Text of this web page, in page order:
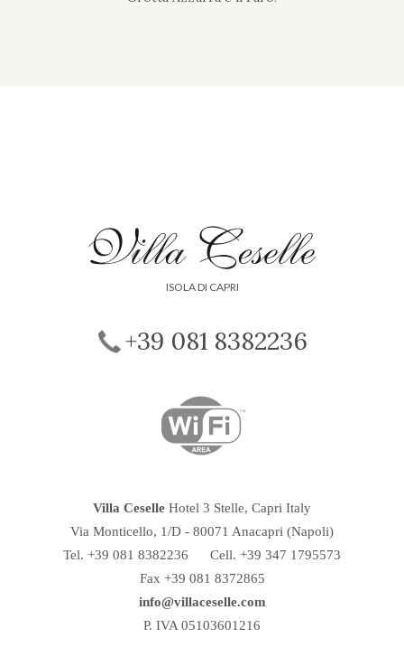
ISOLA DI CAPRI
+39 081 8382236
Villa Ceselle Hotel 3 Stelle, Capri Italy
Via Monticello, 1/D - 80071 Anacapri (Napoli)
Tel. +39 081 8382236
Cell. +39 347 1795573
Fax +39 081 8372865
info@villaceselle.com
P. IVA 05103601216